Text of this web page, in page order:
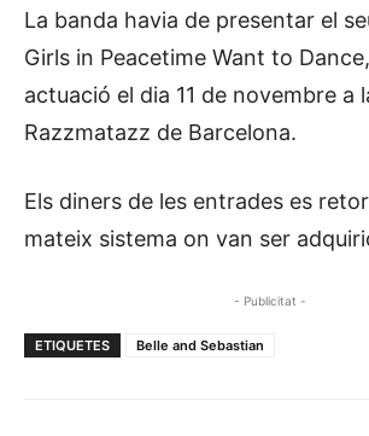
La banda havia de presentar el
Girls in Peacetime Want to
actuació el dia 11 de novembre a
Razzmatazz de Barcelona.
Els diners de les entrades es
mateix sistema on van ser
- Publicitat -
ETIQUETES Belle and Sebastian